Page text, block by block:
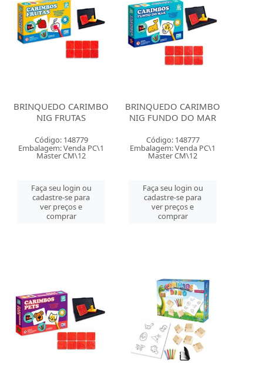
BRINQUEDO CARIMBO
NIG FRUTAS
Código: 148779
Embalagem: Venda PC\1
Master CM\12
Faça seu login ou
cadastre-se para
ver preços e
comprar
BRINQUEDO CARIMBO
NIG FUNDO DO MAR
Código: 148777
Embalagem: Venda PC\1
Master CM\12
Faça seu login ou
cadastre-se para
ver preços e
comprar